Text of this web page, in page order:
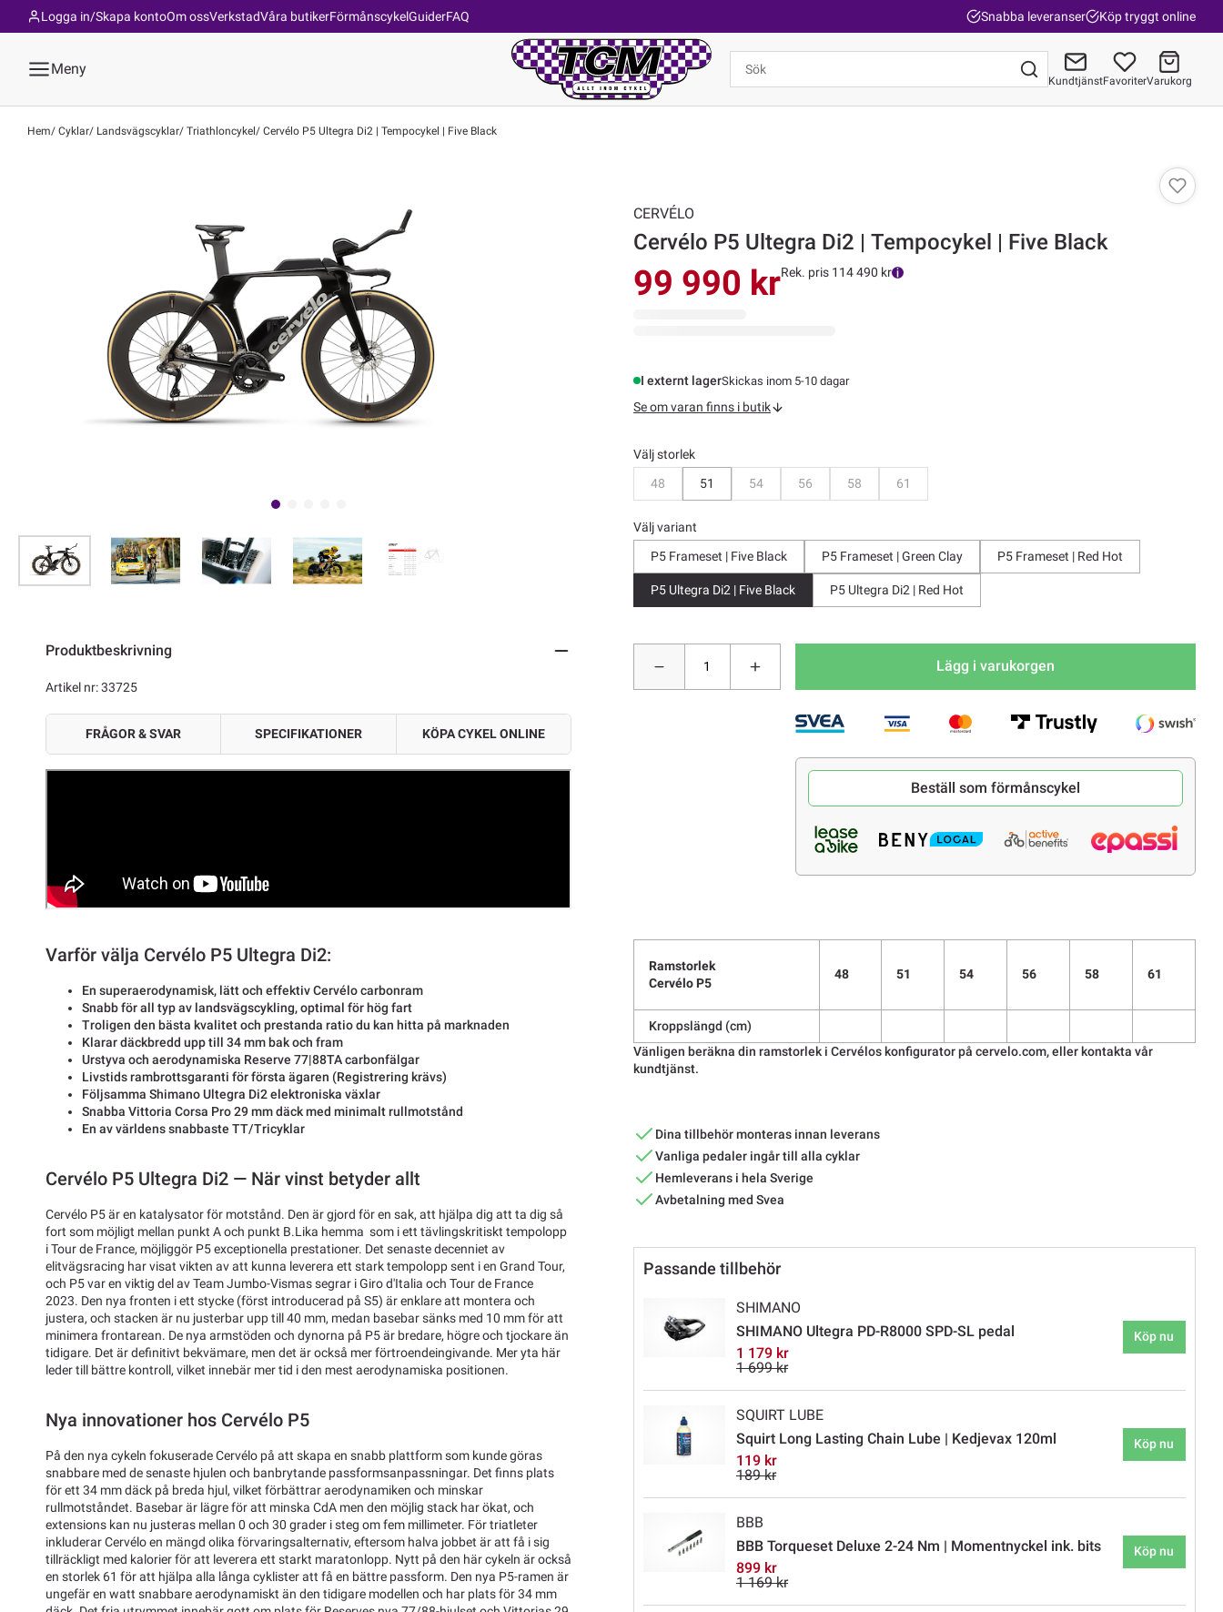
Om ossVerkstadVåra butikerFörmånscykelGuiderFAQ
Logga in/Skapa konto Snabba leveranser Köp tryggt online
Meny
KundtjänstFavoriterVarukorg
Hem Cyklar Landsvägscyklar Triathloncykel Cervélo P5 Ultegra Di2 | Tempocykel | Five Black
Produktbeskrivning
Artikel nr: 33725
FRÅGOR & SVAR SPECIFIKATIONER KÖPA CYKEL ONLINE
Varför välja Cervélo P5 Ultegra Di2:
En superaerodynamisk, lätt och effektiv Cervélo carbonram
Snabb för all typ av landsvägscykling, optimal för hög fart
Troligen den bästa kvalitet och prestanda ratio du kan hitta på marknaden
Klarar däckbredd upp till 34 mm bak och fram
Urstyva och aerodynamiska Reserve 77|88TA carbonfälgar
Livstids rambrottsgaranti för första ägaren (Registrering krävs)
Följsamma Shimano Ultegra Di2 elektroniska växlar
Snabba Vittoria Corsa Pro 29 mm däck med minimalt rullmotstånd
En av världens snabbaste TT/Tricyklar
Cervélo P5 Ultegra Di2 — När vinst betyder allt
Cervélo P5 är en katalysator för motstånd. Den är gjord för en sak, att hjälpa dig att ta dig så
fort som möjligt mellan punkt A och punkt B.Lika hemma som i ett tävlingskritiskt tempolopp
i Tour de France, möjliggör P5 exceptionella prestationer. Det senaste decenniet av
elitvägsracing har visat vikten av att kunna leverera ett stark tempolopp sent i en Grand Tour,
och P5 var en viktig del av Team Jumbo-Vismas segrar i Giro d'Italia och Tour de France
2023. Den nya fronten i ett stycke (först introducerad på S5) är enklare att montera och
justera, och stacken är nu justerbar upp till 40 mm, medan basebar sänks med 10 mm för att
minimera frontarean. De nya armstöden och dynorna på P5 är bredare, högre och tjockare än
tidigare. Det är definitivt bekvämare, men det är också mer förtroendeingivande. Mer yta här
leder till bättre kontroll, vilket innebär mer tid i den mest aerodynamiska positionen.
Nya innovationer hos Cervélo P5
På den nya cykeln fokuserade Cervélo på att skapa en snabb plattform som kunde göras
snabbare med de senaste hjulen och banbrytande passformsanpassningar. Det finns plats
för ett 34 mm däck på breda hjul, vilket förbättrar aerodynamiken och minskar
rullmotståndet. Basebar är lägre för att minska CdA men den möjlig stack har ökat, och
extensions kan nu justeras mellan 0 och 30 grader i steg om fem millimeter. För triatleter
inkluderar Cervélo en mängd olika förvaringsalternativ, eftersom halva jobbet är att få i sig
tillräckligt med kalorier för att leverera ett starkt maratonlopp. Nytt på den här cykeln är också
en storlek 61 för att hjälpa alla långa cyklister att få en bättre passform. Den nya P5-ramen är
ungefär en watt snabbare aerodynamiskt än den tidigare modellen och har plats för 34 mm
CERVÉLO
Cervélo P5 Ultegra Di2 | Tempocykel | Five Black
99 990 krRek. pris 114 490 kr
I externt lagerSkickas inom 5-10 dagar
Se om varan finns i butik
Välj storlek
48
51 54 56 58 61
Välj variant
P5 Frameset | Five Black
P5 Frameset | Green Clay P5 Frameset | Red Hot
P5 Ultegra Di2 | Five Black P5 Ultegra Di2 | Red Hot
Lägg i varukorgen
Beställ som förmånscykel
Ramstorlek
Cervélo P5
48 51 54 56 58 61
Kroppslängd (cm)
Vänligen beräkna din ramstorlek i Cervélos konfigurator på cervelo.com, eller kontakta vår
kundtjänst.
Dina tillbehör monteras innan leverans
Vanliga pedaler ingår till alla cyklar
Hemleverans i hela Sverige
Avbetalning med Svea
Passande tillbehör
SHIMANO
SHIMANO Ultegra PD-R8000 SPD-SL pedal
1 179 kr
1 699 kr
Köp nu
SQUIRT LUBE
Squirt Long Lasting Chain Lube | Kedjevax 120ml
119 kr
189 kr
Köp nu
BBB
BBB Torqueset Deluxe 2-24 Nm | Momentnyckel ink. bits
899 kr
1 169 kr
Köp nu